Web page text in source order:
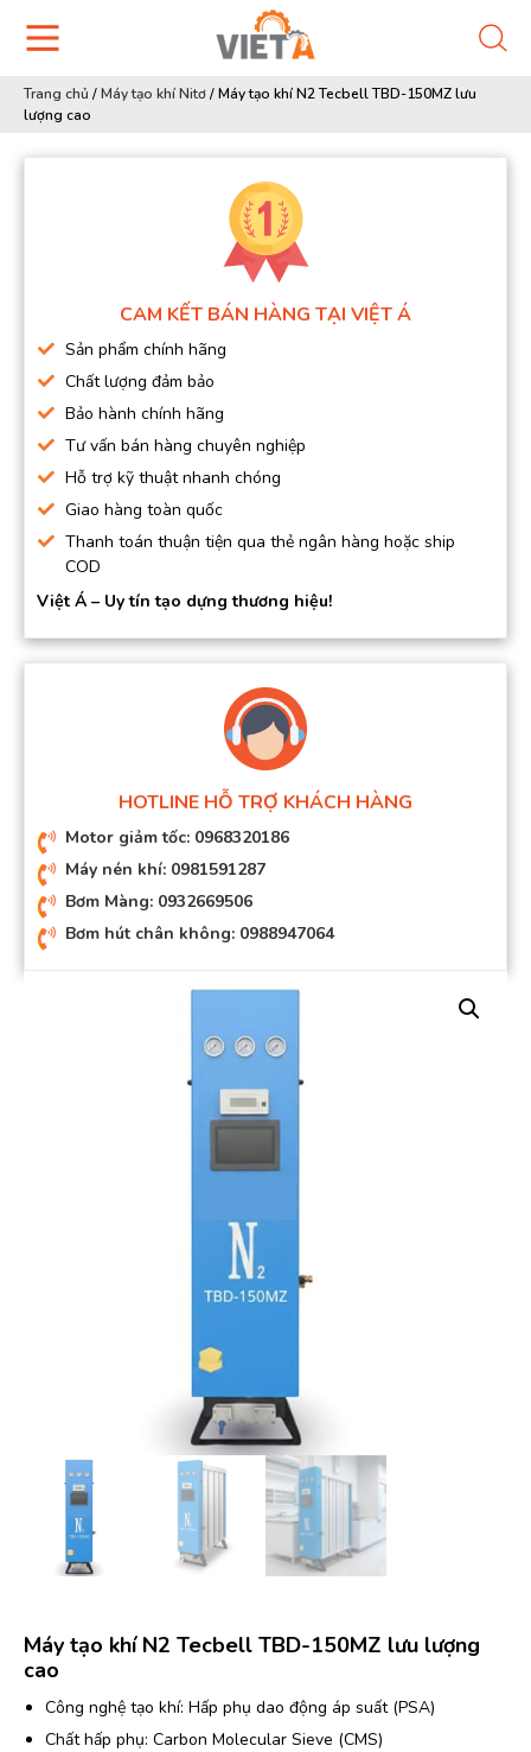
Trang chủ /Máy tạo khí Nitơ/Máy tạo khí N2 Tecbell TBD-150MZ lưu
lượng cao
CAM KẾT BÁN HÀNG TẠI VIỆT Á
Sản phẩm chính hãng
Chất lượng đảm bảo
Bảo hành chính hãng
Tư vấn bán hàng chuyên nghiệp
Hỗ trợ kỹ thuật nhanh chóng
Giao hàng toàn quốc
Thanh toán thuận tiện qua thẻ ngân hàng hoặc ship
COD
Việt Á – Uy tín tạo dựng thương hiệu!
HOTLINE HỖ TRỢ KHÁCH HÀNG
Motor giảm tốc: 0968320186
Máy nén khí: 0981591287
Bơm Màng: 0932669506
Bơm hút chân không: 0988947064
Máy tạo khí N2 Tecbell TBD-150MZ lưu lượng
cao
Công nghệ tạo khí: Hấp phụ dao động áp suất (PSA)
Chất hấp phụ: Carbon Molecular Sieve (CMS)